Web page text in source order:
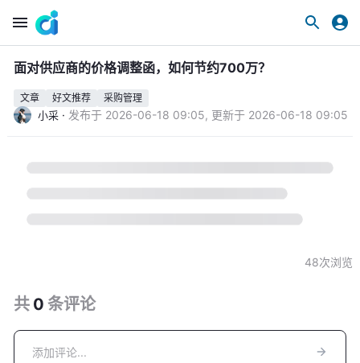
面对供应商的价格调整函，如何节约700万？
文章 好文推荐 采购管理
小采 · 发布于 2026-06-18 09:05, 更新于 2026-06-18 09:05
48次浏览
共 0 条评论